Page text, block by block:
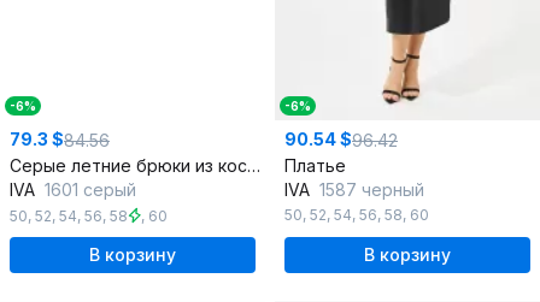
-6%
79.3 $84.56
Серые летние брюки из костюмной ткани с шлицами
IVA 1601 серый
50, 52, 54, 56, 58 , 60
В корзину
-6%
90.54 $96.42
Платье
IVA 1587 черный
50, 52, 54, 56, 58, 60
В корзину